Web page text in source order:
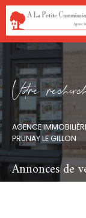
Vore rece
AGENCE
PRUNAY LE GILLON
Annonces de